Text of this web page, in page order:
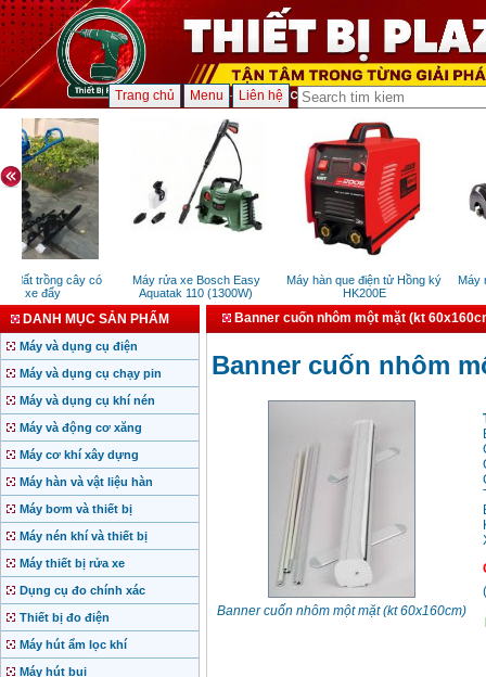
Trang chủ Menu Liên hệ
đất trồng cây có
xe đẩy
Máy rửa xe Bosch Easy
Aquatak 110 (1300W)
Máy hàn que điện tử Hồng ký
HK200E
Máy
DANH MỤC SẢN PHẨM
Máy và dụng cụ điện
Máy và dụng cụ chạy pin
Máy và dụng cụ khí nén
Máy và động cơ xăng
Máy cơ khí xây dựng
Máy hàn và vật liệu hàn
Máy bơm và thiết bị
Máy nén khí và thiết bị
Máy thiết bị rửa xe
Dụng cụ đo chính xác
Thiết bị đo điện
Máy hút ẩm lọc khí
Máy hút bụi
Banner cuốn nhôm một mặt (kt
Banner cuốn nhôm
Banner cuốn nhôm một mặt (kt 60x160cm)
(